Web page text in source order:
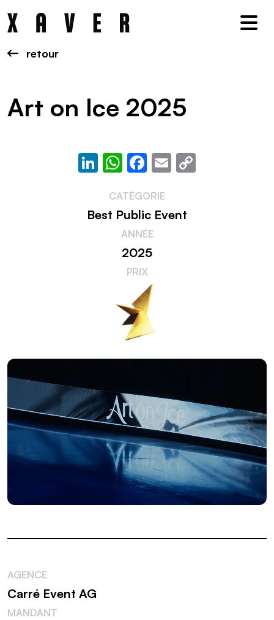
retour
Art on Ice 2025
LinkedIn
WhatsApp
Facebook
Email
CATÉGORIE
Best Public Event
ANNÉE
2025
PRIX
AGENCE
Carré Event AG
MANDANT